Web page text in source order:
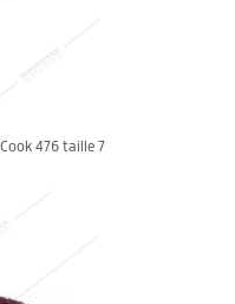
476 taille 7